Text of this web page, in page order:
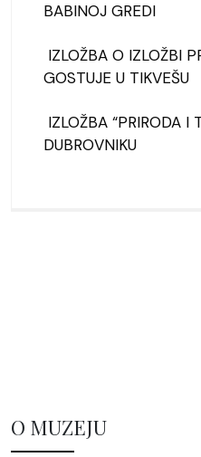
BABINOJ GREDI
IZLOŽBA O IZLOŽBI
GOSTUJE U TIKVEŠU
IZLOŽBA “PRIRODA I
DUBROVNIKU
O MUZEJU